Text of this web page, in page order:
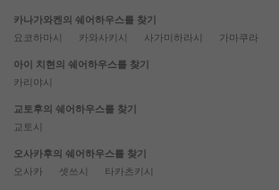
카나가와켄의 쉐어하우스를 찾기
요코하마시
카와사키시 사가미하라시 가마쿠라
아이 치현의 쉐어하우스를 찾기
카리야시
교토후의 쉐어하우스를 찾기
교토시
오사카후의 쉐어하우스를 찾기
오사카
셋쓰시 타카츠키시